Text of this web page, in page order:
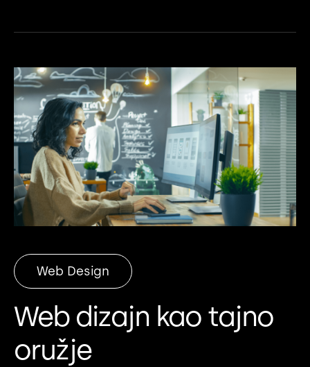
Web Design
Web dizajn kao tajno
oružje